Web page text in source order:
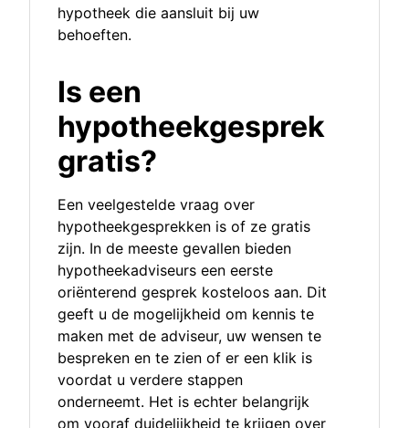
hypotheek die aansluit bij uw
behoeften.
Is een
hypotheekgesprek
gratis?
Een veelgestelde vraag over
hypotheekgesprekken is of ze gratis
zijn. In de meeste gevallen bieden
hypotheekadviseurs een eerste
oriënterend gesprek kosteloos aan. Dit
geeft u de mogelijkheid om kennis te
maken met de adviseur, uw wensen te
bespreken en te zien of er een klik is
voordat u verdere stappen
onderneemt. Het is echter belangrijk
om vooraf duidelijkheid te krijgen over